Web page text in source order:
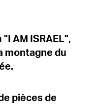
AM ISRAEL",
montagne du
pièces de